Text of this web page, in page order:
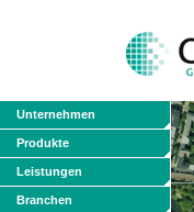
Unternehmen
Produkte
Leistungen
Branchen